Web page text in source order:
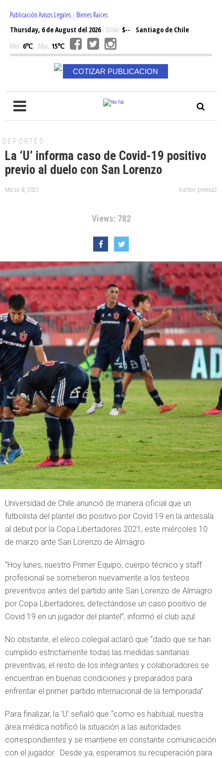
Publicación Avisos Legales | Bienes Raices
Thursday, 6 de August del 2026Dólar: $--
Santiago de Chile
Min: 6℃ Max: 15℃
COTIZAR PUBLICACION
DEPORTES
La ‘U’ informa caso de Covid-19 positivo
previo al duelo con San Lorenzo
Marzo 8, 2021 Author: prensa2
Views: 782
Universidad de Chile anunció de manera oficial que un
futbolista del plantel dio positivo por Covid 19 en la antesala
al debut por la Copa Libertadores 2021, este miércoles 10
de marzo ante San Lorenzo de Almagro
“Hoy lunes, nuestro Primer Equipo, cuerpo técnico y staff
profesional se sometieron nuevamente a los testeos
preventivos antes del partido ante San Lorenzo de Almagro
por Copa Libertadores, detectándose un caso positivo de
Covid 19 en un jugador del plantel”, informó el club azul.
No obstante, el eleco colegial aclaró que “dado que se han
cumplido estrictamente todas las medidas sanitarias
preventivas, el resto de los integrantes y colaboradores se
encuentran en buenas condiciones y preparados para
enfrentar el primer partido internacional de la temporada”.
Para finalizar, la ‘U’ señaló que “como es habitual, nuestra
área médica notificó la situación a las autoridades
correspondientes y se mantiene en constante comunicación
con el jugador. Desde ya, esperamos su recuperación para